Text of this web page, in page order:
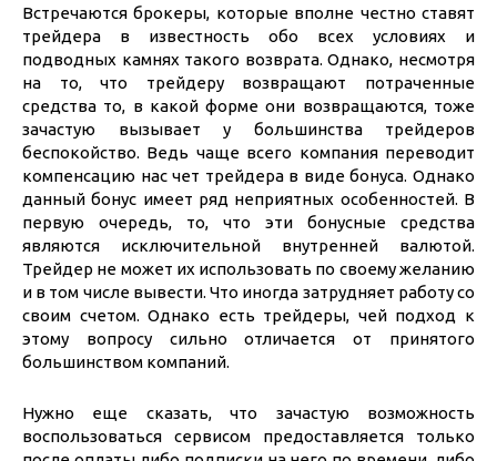
Встречаются брокеры, которые вполне честно ставят
трейдера в известность обо всех условиях и
подводных камнях такого возврата. Однако, несмотря
на то, что трейдеру возвращают потраченные
средства то, в какой форме они возвращаются, тоже
зачастую вызывает у большинства трейдеров
беспокойство. Ведь чаще всего компания переводит
компенсацию нас чет трейдера в виде бонуса. Однако
данный бонус имеет ряд неприятных особенностей. В
первую очередь, то, что эти бонусные средства
являются исключительной внутренней валютой.
Трейдер не может их использовать по своему желанию
и в том числе вывести. Что иногда затрудняет работу со
своим счетом. Однако есть трейдеры, чей подход к
этому вопросу сильно отличается от принятого
большинством компаний.
Нужно еще сказать, что зачастую возможность
воспользоваться сервисом предоставляется только